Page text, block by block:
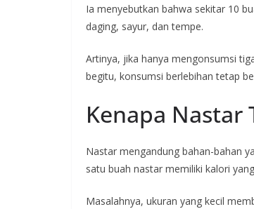
Ia menyebutkan bahwa sekitar 10
daging, sayur, dan tempe.
Artinya, jika hanya mengonsumsi
begitu, konsumsi berlebihan tetap
Kenapa Nastar
Nastar mengandung bahan-bahan
satu buah nastar memiliki kalori
Masalahnya, ukuran yang kecil